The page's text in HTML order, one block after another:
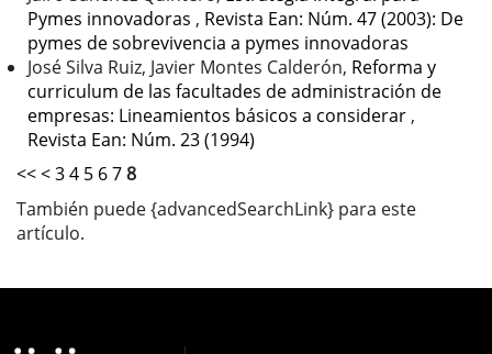
Pymes innovadoras , Revista Ean: Núm. 47 (2003): De
pymes de sobrevivencia a pymes innovadoras
José Silva Ruiz, Javier Montes Calderón, Reforma y
curriculum de las facultades de administración de
empresas: Lineamientos básicos a considerar ,
Revista Ean: Núm. 23 (1994)
<<<34 5 678
También puede {advancedSearchLink} para este
artículo.